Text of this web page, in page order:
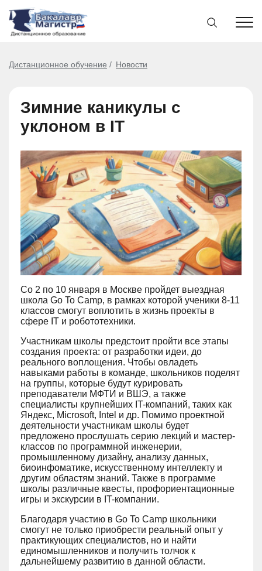
Дистанционное обучение Новости
Зимние каникулы с
уклоном в IT
Со 2 по 10 января в Москве пройдет выездная
школа Go To Camp, в рамках которой ученики 8-11
классов смогут воплотить в жизнь проекты в
сфере IT и робототехники.
Участникам школы предстоит пройти все этапы
создания проекта: от разработки идеи, до
реального воплощения. Чтобы овладеть
навыками работы в команде, школьников поделят
на группы, которые будут курировать
преподаватели МФТИ и ВШЭ, а также
специалисты крупнейших IT-компаний, таких как
Яндекс, Microsoft, Intel и др. Помимо проектной
деятельности участникам школы будет
предложено прослушать серию лекций и мастер-
классов по программной инженерии,
промышленному дизайну, анализу данных,
биоинфоматике, искусственному интеллекту и
другим областям знаний. Также в программе
школы различные квесты, профориентационные
игры и экскурсии в IT-компании.
Благодаря участию в Go To Camp школьники
смогут не только приобрести реальный опыт у
практикующих специалистов, но и найти
единомышленников и получить толчок к
дальнейшему развитию в данной области.